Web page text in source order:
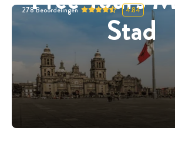
Stad
278Beoordelingen 4.84